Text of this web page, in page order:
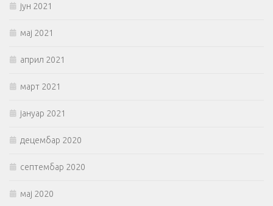
јун 2021
мај 2021
април 2021
март 2021
јануар 2021
децембар 2020
септембар 2020
мај 2020